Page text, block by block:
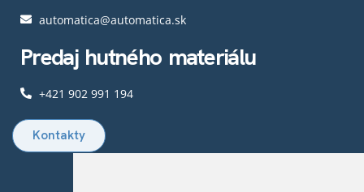
automatica@automatica.sk
Predaj hutného materiálu​
+421 902 991 194
Kontakty